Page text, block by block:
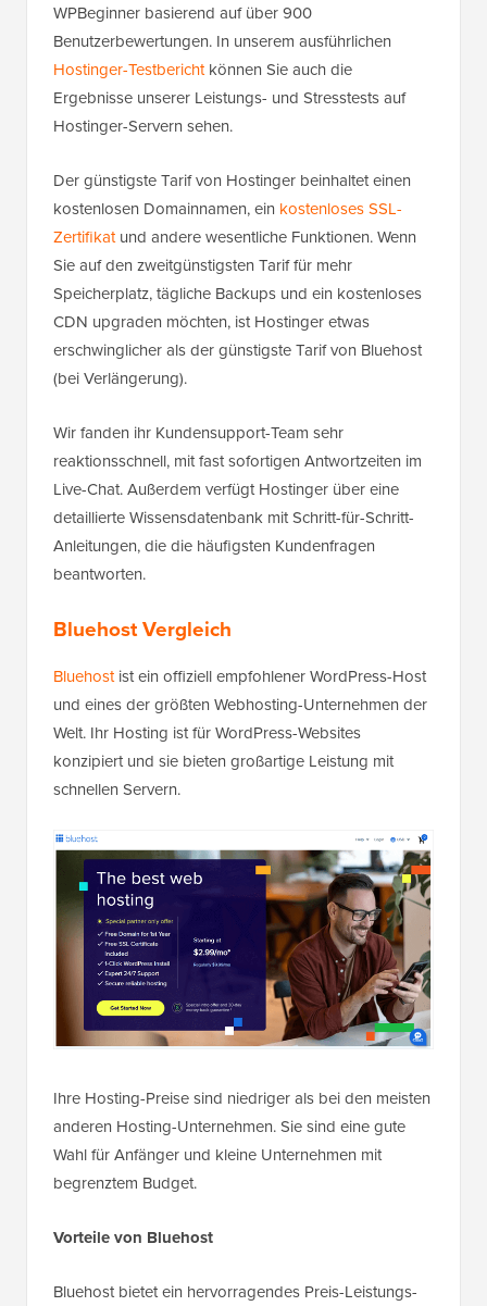
WPBeginner basierend auf über 900
Benutzerbewertungen. In unserem ausführlichen
Hostinger-Testberichtkönnen Sie auch die
Ergebnisse unserer Leistungs- und Stresstests auf
Hostinger-Servern sehen.
Der günstigste Tarif von Hostinger beinhaltet einen
kostenlosen Domainnamen, ein kostenloses SSL-
Zertifikatund andere wesentliche Funktionen. Wenn
Sie auf den zweitgünstigsten Tarif für mehr
Speicherplatz, tägliche Backups und ein kostenloses
CDN upgraden möchten, ist Hostinger etwas
erschwinglicher als der günstigste Tarif von Bluehost
(bei Verlängerung).
Wir fanden ihr Kundensupport-Team sehr
reaktionsschnell, mit fast sofortigen Antwortzeiten im
Live-Chat. Außerdem verfügt Hostinger über eine
detaillierte Wissensdatenbank mit Schritt-für-Schritt-
Anleitungen, die die häufigsten Kundenfragen
beantworten.
Bluehost Vergleich
Bluehostist ein offiziell empfohlener WordPress-Host
und eines der größten Webhosting-Unternehmen der
Welt. Ihr Hosting ist für WordPress-Websites
konzipiert und sie bieten großartige Leistung mit
schnellen Servern.
Ihre Hosting-Preise sind niedriger als bei den meisten
anderen Hosting-Unternehmen. Sie sind eine gute
Wahl für Anfänger und kleine Unternehmen mit
begrenztem Budget.
Vorteile von Bluehost
Bluehost bietet ein hervorragendes Preis-Leistungs-